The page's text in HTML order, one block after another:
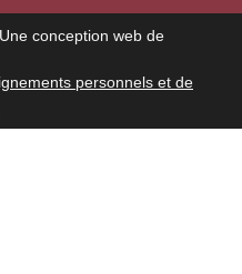
conception web de
personnels et de